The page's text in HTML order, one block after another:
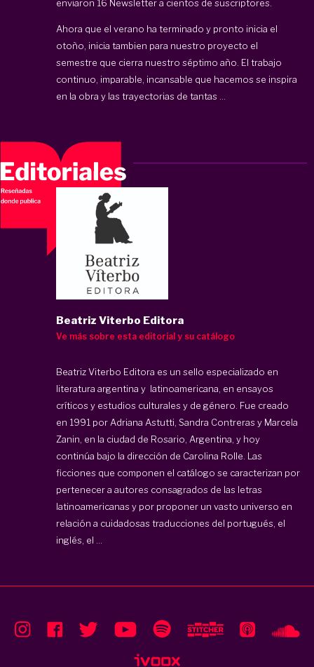
enviaron 16 Newsletter a cientos de suscriptores.
Ahora que el verano ha terminado y pronto inicia el
otoño, inicia tambien para nuestro proyecto el
semestre que cierra nuestro séptimo año. El trabajo
continuo, imparable, incansable que hacemos se inspira
en la obra y las trayectorias de tantas ...
Beatriz Viterbo Editora
Ve más sobre esta editorial y su catálogo
Beatriz Viterbo Editora es un sello especializado en
literatura argentina y latinoamericana, en ensayos
críticos y estudios culturales y de género. Fue creado
en 1991 por Adriana Astutti, Sandra Contreras y Marcela
Zanin, en la ciudad de Rosario, Argentina, y hoy
continúa bajo la dirección de Carolina Rolle. Las
ficciones que componen el catálogo se caracterizan por
pertenecer a autores consagrados de las letras
latinoamericanas y por proponer un vasto universo en
relación a cuidadosas traducciones del portugués, el
inglés, el ...